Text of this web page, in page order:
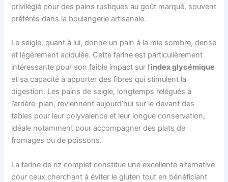
privilégié pour des pains rustiques au goût marqué, souvent
préférés dans la boulangerie artisanale.
Le seigle, quant à lui, donne un pain à la mie sombre, dense
et légèrement acidulée. Cette farine est particulièrement
intéressante pour son faible impact sur l’index glycémique
et sa capacité à apporter des fibres qui stimulent la
digestion. Les pains de seigle, longtemps relégués à
l’arrière-plan, reviennent aujourd’hui sur le devant des
tables pour leur polyvalence et leur longue conservation,
idéale notamment pour accompagner des plats de
fromages ou de poissons.
La farine de riz complet constitue une excellente alternative
pour ceux cherchant à éviter le gluten tout en bénéficiant